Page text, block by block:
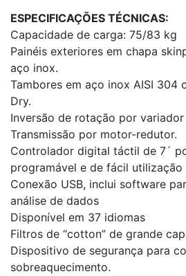
ESPECIFICAÇÕES TÉCNICAS:
Capacidade de carga: 75/83 kg
Painéis exteriores em chapa
aço inox.
Tambores em aço inox AISI 304
Dry.
Inversão de rotação por
Transmissão por motor-redutor.
Controlador digital táctil de 7´
programável e de fácil utilização
Conexão USB, inclui software
análise de dados
Disponível em 37 idiomas
Filtros de “cotton” de grande
Dispositivo de segurança para
sobreaquecimento.